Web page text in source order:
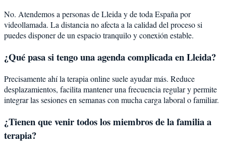
No. Atendemos a personas de Lleida y de toda España por
videollamada. La distancia no afecta a la calidad del proceso si
puedes disponer de un espacio tranquilo y conexión estable.
¿Qué pasa si tengo una agenda complicada en Lleida?
Precisamente ahí la terapia online suele ayudar más. Reduce
desplazamientos, facilita mantener una frecuencia regular y permite
integrar las sesiones en semanas con mucha carga laboral o familiar.
¿Tienen que venir todos los miembros de la familia a
terapia?